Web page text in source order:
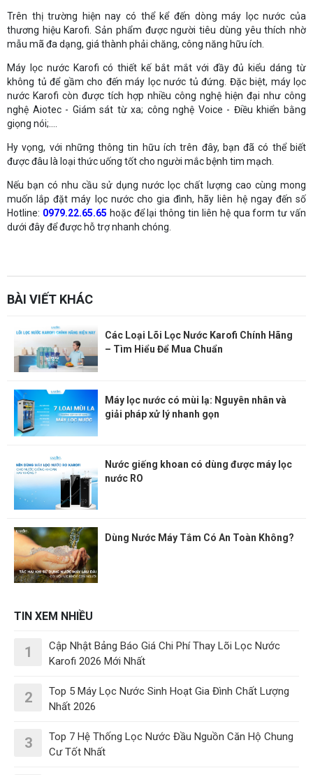
Trên thị trường hiện nay có thể kể đến dòng máy lọc nước của
thương hiệu Karofi. Sản phẩm được người tiêu dùng yêu thích nhờ
mẫu mã đa dạng, giá thành phải chăng, công năng hữu ích.
Máy lọc nước Karofi có thiết kế bắt mắt với đầy đủ kiểu dáng từ
không tủ để gầm cho đến máy lọc nước tủ đứng. Đặc biệt, máy lọc
nước Karofi còn được tích hợp nhiều công nghệ hiện đại như công
nghệ Aiotec - Giám sát từ xa; công nghệ Voice - Điều khiển bằng
giọng nói;....
Hy vọng, với những thông tin hữu ích trên đây, bạn đã có thể biết
được đâu là loại thức uống tốt cho người mắc bệnh tim mạch.
Nếu bạn có nhu cầu sử dụng nước lọc chất lượng cao cùng mong
muốn lắp đặt máy lọc nước cho gia đình, hãy liên hệ ngay đến số
Hotline: 0979.22.65.65 hoặc để lại thông tin liên hệ qua form tư vấn
dưới đây để được hỗ trợ nhanh chóng.
BÀI VIẾT KHÁC
Các Loại Lõi Lọc Nước Karofi Chính Hãng
– Tìm Hiểu Để Mua Chuẩn
Máy lọc nước có mùi lạ: Nguyên nhân và
giải pháp xử lý nhanh gọn
Nước giếng khoan có dùng được máy lọc
nước RO
Dùng Nước Máy Tắm Có An Toàn Không?
TIN XEM NHIỀU
1
Cập Nhật Bảng Báo Giá Chi Phí Thay Lõi Lọc Nước
Karofi 2026 Mới Nhất
2
Top 5 Máy Lọc Nước Sinh Hoạt Gia Đình Chất Lượng
Nhất 2026
3
Top 7 Hệ Thống Lọc Nước Đầu Nguồn Căn Hộ Chung
Cư Tốt Nhất